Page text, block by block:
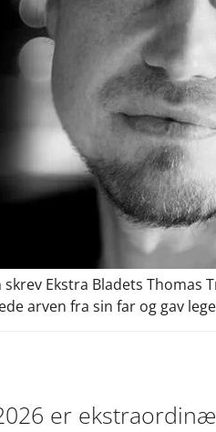
Ekstra Bladets Thomas
arven fra sin far og gav
er